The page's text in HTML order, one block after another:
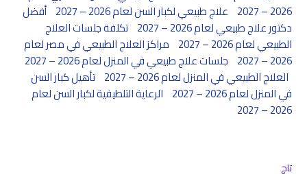
2026 – 2027
علاج طبيعي لكبار السن لعام 2026 – 2027
أفضل
دكتور علاج طبيعي لعام 2026 – 2027
تكلفة جلسات العلاج
الطبيعي لعام 2026 – 2027
مراكز العلاج الطبيعي في مصر لعام
2026 – 2027
جلسات علاج طبيعي في المنزل لعام 2026 – 2027
العلاج الطبيعي في المنزل لعام 2026 – 2027
تأهيل كبار السن
في المنزل لعام 2026 – 2027
الرعاية التلطيفية لكبار السن لعام
2026 – 2027
تاج